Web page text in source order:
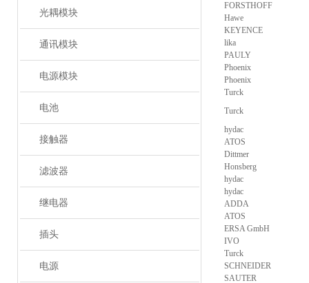
光耦模块
通讯模块
电源模块
电池
接触器
滤波器
继电器
插头
电源
FORSTHOFF
Hawe
KEYENCE
lika
PAULY
Phoenix
Phoenix
Turck
Turck
hydac
ATOS
Dittmer
Honsberg
hydac
hydac
ADDA
ATOS
ERSA GmbH
IVO
Turck
SCHNEIDER
SAUTER